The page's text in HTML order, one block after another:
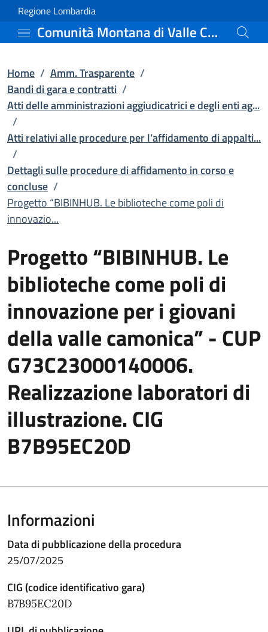
Vai al contenuto principale
Progetto “BIBINHUB.
Regione Lombardia
Comunità Montana di Valle Camonica
Home / Amm. Trasparente /
Bandi di gara e contratti /
Atti delle amministrazioni aggiudicatrici e degli enti ag...
/
Atti relativi alle procedure per l’affidamento di appalti...
/
Dettagli sulle procedure di affidamento in corso e
concluse /
Progetto “BIBINHUB. Le biblioteche come poli di
innovazio...
Progetto “BIBINHUB. Le
biblioteche come poli di
innovazione per i giovani
della valle camonica” - CUP
G73C23000140006.
Realizzazione laboratori di
illustrazione. CIG
B7B95EC20D
Informazioni
Data di pubblicazione della procedura
25/07/2025
CIG (codice identificativo gara)
B7B95EC20D